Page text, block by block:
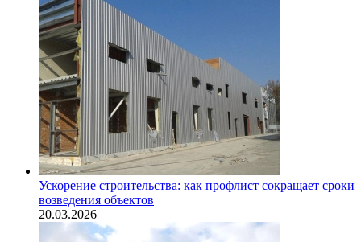
Ускорение строительства: как профлист сокращает сроки
возведения объектов
20.03.2026